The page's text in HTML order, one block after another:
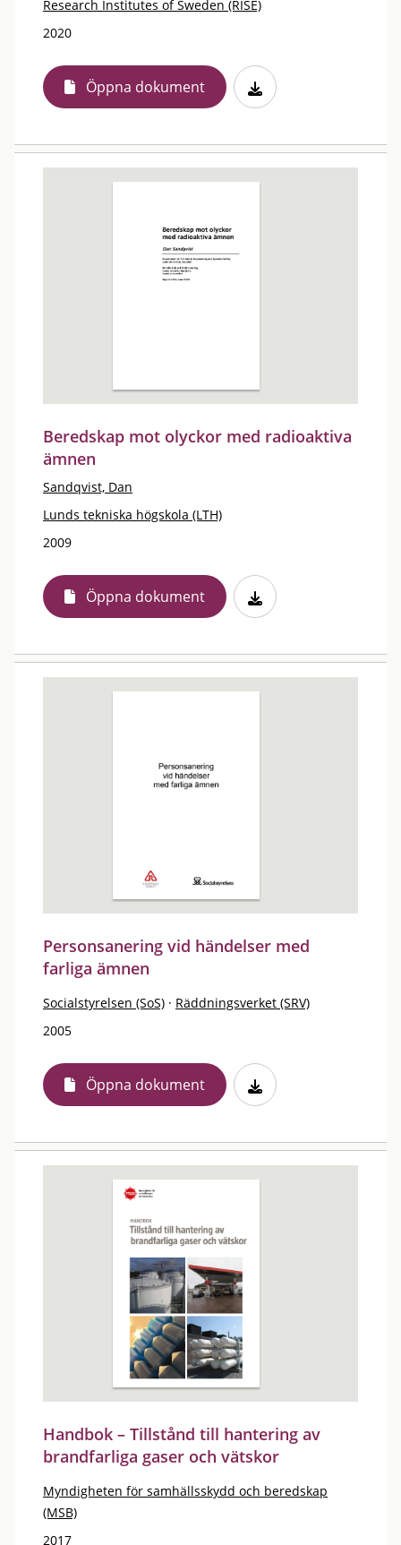
Research Institutes of Sweden (RISE)
2020
Öppna dokument
Beredskap mot olyckor med radioaktiva
ämnen
Sandqvist, Dan
Lunds tekniska högskola (LTH)
2009
Öppna dokument
Personsanering vid händelser med
farliga ämnen
Socialstyrelsen (SoS) · Räddningsverket (SRV)
2005
Öppna dokument
Handbok – Tillstånd till hantering av
brandfarliga gaser och vätskor
Myndigheten för samhällsskydd och beredskap
(MSB)
2017